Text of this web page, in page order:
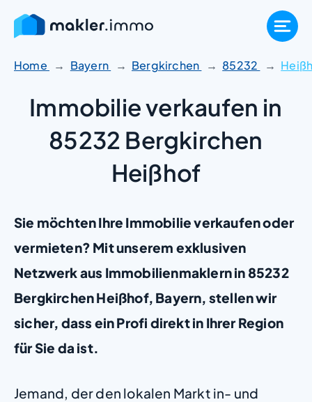
Zum
Inhalt
springen
Home Bayern Bergkirchen 85232
Immobilie verkaufen in
85232 Bergkirchen
Heißhof
Sie möchten Ihre Immobilie verkaufen oder
vermieten? Mit unserem exklusiven
Netzwerk aus Immobilienmaklern in 85232
Bergkirchen Heißhof, Bayern, stellen wir
sicher, dass ein Profi direkt in Ihrer Region
für Sie da ist.
Jemand, der den lokalen Markt in- und